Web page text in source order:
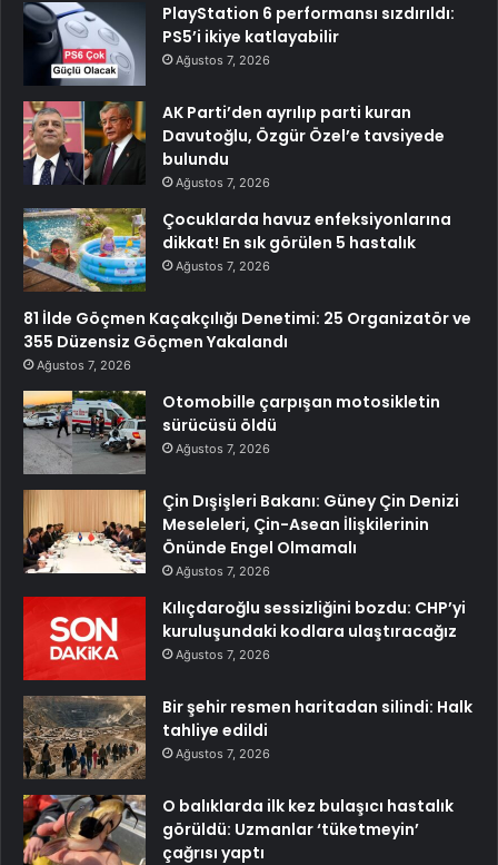
PlayStation 6 performansı sızdırıldı:
PS5’i ikiye katlayabilir
Ağustos 7, 2026
AK Parti’den ayrılıp parti kuran
Davutoğlu, Özgür Özel’e tavsiyede
bulundu
Ağustos 7, 2026
Çocuklarda havuz enfeksiyonlarına
dikkat! En sık görülen 5 hastalık
Ağustos 7, 2026
81 İlde Göçmen Kaçakçılığı Denetimi: 25 Organizatör ve
355 Düzensiz Göçmen Yakalandı
Ağustos 7, 2026
Otomobille çarpışan motosikletin
sürücüsü öldü
Ağustos 7, 2026
Çin Dışişleri Bakanı: Güney Çin Denizi
Meseleleri, Çin-Asean İlişkilerinin
Önünde Engel Olmamalı
Ağustos 7, 2026
Kılıçdaroğlu sessizliğini bozdu: CHP’yi
kuruluşundaki kodlara ulaştıracağız
Ağustos 7, 2026
Bir şehir resmen haritadan silindi: Halk
tahliye edildi
Ağustos 7, 2026
O balıklarda ilk kez bulaşıcı hastalık
görüldü: Uzmanlar ‘tüketmeyin’
çağrısı yaptı